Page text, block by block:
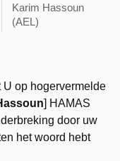
Karim Hassoun
(AEL)
U op hogervermelde
] HAMAS
door uw
het woord hebt